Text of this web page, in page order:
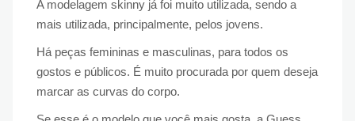
A modelagem skinny já foi muito utilizada, sendo a
mais utilizada, principalmente, pelos jovens.
Há peças femininas e masculinas, para todos os
gostos e públicos. É muito procurada por quem deseja
marcar as curvas do corpo.